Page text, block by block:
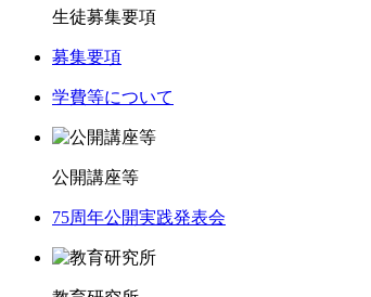
生徒募集要項
募集要項
学費等について
公開講座等
75周年公開実践発表会